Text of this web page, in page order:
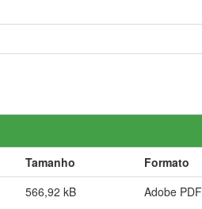
Tamanho
Formato
566,92 kB Adobe PDF